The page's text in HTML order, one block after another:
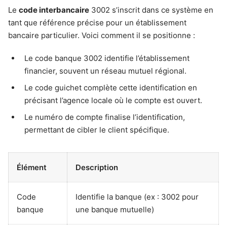
Le code interbancaire 3002 s’inscrit dans ce système en
tant que référence précise pour un établissement
bancaire particulier. Voici comment il se positionne :
Le code banque 3002 identifie l’établissement
financier, souvent un réseau mutuel régional.
Le code guichet complète cette identification en
précisant l’agence locale où le compte est ouvert.
Le numéro de compte finalise l’identification,
permettant de cibler le client spécifique.
Élément Description
Code
banque
Identifie la banque (ex : 3002 pour
une banque mutuelle)